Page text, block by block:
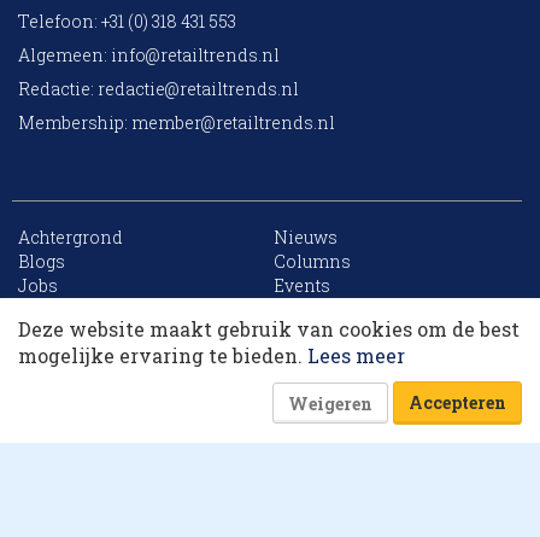
Telefoon: +31 (0) 318 431 553
Algemeen: info@retailtrends.nl
Redactie: redactie@retailtrends.nl
Membership: member@retailtrends.nl
Achtergrond
Nieuws
Blogs
Columns
Jobs
Events
Archief
Sitemap
Website is powered by
Deze website maakt gebruik van cookies om de best
mogelijke ervaring te bieden. Lees meer
Weigeren Accepteren
10 collega’s
Korting op events